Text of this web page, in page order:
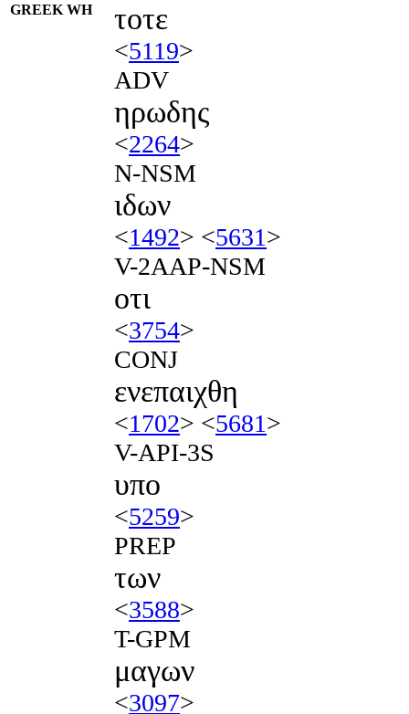
GREEK WH τοτε
<5119>
ADV
ηρωδης
<2264>
N-NSM
ιδων
<1492> <5631>
V-2AAP-NSM
οτι
<3754>
CONJ
ενεπαιχθη
<1702> <5681>
V-API-3S
υπο
<5259>
PREP
των
<3588>
T-GPM
μαγων
<3097>